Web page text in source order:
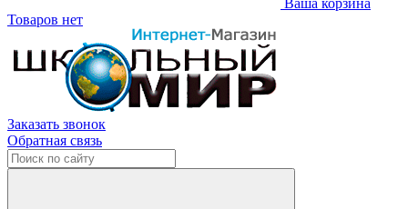
Ваша корзина
Товаров нет
Заказать звонок
Обратная связь